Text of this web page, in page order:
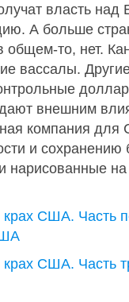
власть над
А больше
общем-то, нет.
вассалы.
внешним
компания
и сохранению
нарисованные
США. Часть
США. Часть